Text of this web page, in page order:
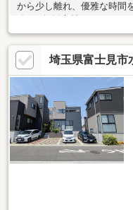
から少し離れ、優雅な時間
裏収納で、2～3人暮らしに
ーやウォークスルークロー
前面が畑のため眺望・陽当
ローク、宅配BOXもあり、
土地面積約45坪 ■樹脂サ
育て環境良好ご内覧予約・
い。
埼玉県富士見市